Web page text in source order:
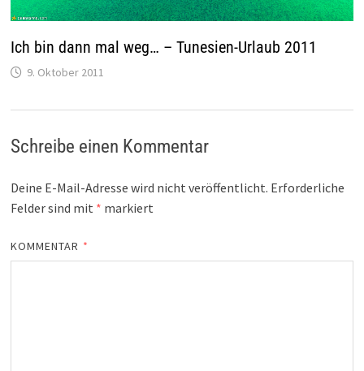
Ich bin dann mal weg… – Tunesien-Urlaub 2011
9. Oktober 2011
Schreibe einen Kommentar
Deine E-Mail-Adresse wird nicht veröffentlicht. Erforderliche
Felder sind mit * markiert
KOMMENTAR *